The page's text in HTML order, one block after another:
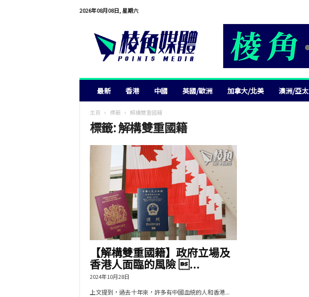
2026年08月08日, 星期六
最新 香港 中國 英國/歐洲 加拿大/北美 澳洲/亞太
主頁 標籤 解構雙重國籍
標籤: 解構雙重國籍
【解構雙重國籍】政府立場及
香港人面臨的風險 ...
2024年10月28日
上文提到，過去十年來，許多有中國血統的人和香港...